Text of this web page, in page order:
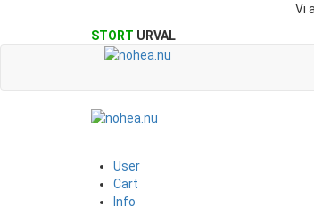
Vi
STORT URVAL
User
Cart
Info